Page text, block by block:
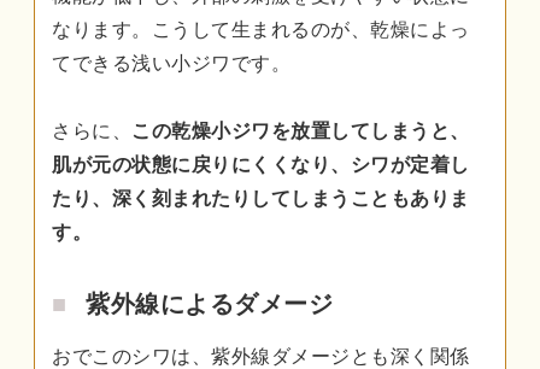
なります。こうして生まれるのが、乾燥によっ
てできる浅い小ジワです。
さらに、
この乾燥小ジワを放置してしまうと、
肌が元の状態に戻りにくくなり、シワが定着し
たり、深く刻まれたりしてしまうこともありま
す。
紫外線によるダメージ
おでこのシワは、紫外線ダメージとも深く関係